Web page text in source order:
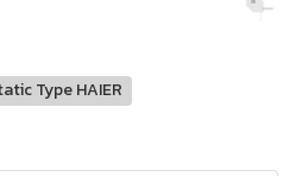
Type HAIER